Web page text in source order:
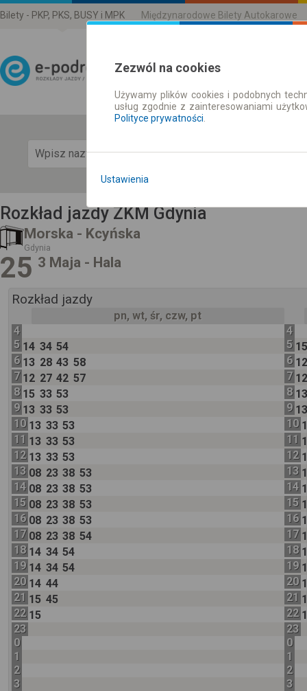
Bilety - PKP, PKS, BUSY i MPK Międzynarodowe Bilety Autokarowe
Rozkład Jazdy | Bilety
Rozkład jazdy ZKM Gdynia
Morska - Kcyńska
Gdynia
25 3 Maja - Hala
Rozkład jazdy
pn, wt, śr, czw, pt
4
5 14 34 54
6 13 28 43 58
7 12 27 42 57
8 15 33 53
9 13 33 53
10 13 33 53
11 13 33 53
12 13 33 53
13 08 23 38 53
14 08 23 38 53
15 08 23 38 53
16 08 23 38 53
17 08 23 38 54
18 14 34 54
19 14 34 54
20 14 44
21 15 45
22 15
23
0
1
2
3
4
5
6
7
8
9
10
11
12
13
14
15
16
17
18
19
20
21
22
23
0
1
2
3
Zezwól na cookies
Używamy plików cookies i podobnych
usług zgodnie z zainteresowaniami
Polityce prywatności
Ustawienia